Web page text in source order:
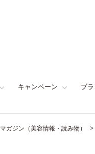
キャンペーン ブ
マガジン（美容情報・読み物）